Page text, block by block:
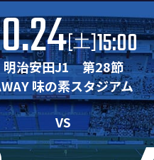
[土]15:00
明治安田J1 第28節
味の素スタジアム
VS